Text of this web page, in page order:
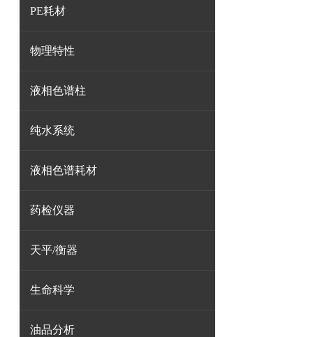
PE耗材
物理特性
液相色谱柱
纯水系统
液相色谱耗材
药检仪器
天平/衡器
生命科学
油品分析